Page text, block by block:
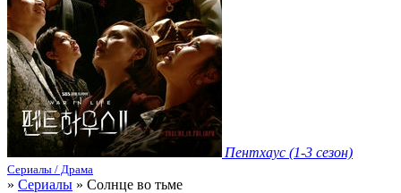
Пентхаус (1-3 сезон)
Сериалы / Драма
» Сериалы » Солнце во тьме